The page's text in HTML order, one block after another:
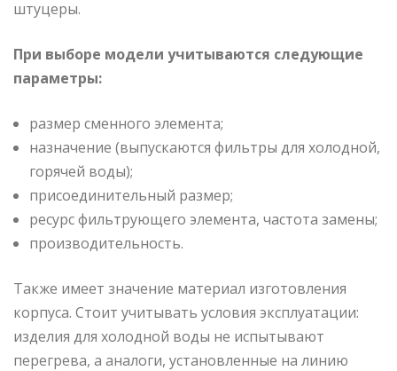
штуцеры.
При выборе модели учитываются следующие
параметры:
размер сменного элемента;
назначение (выпускаются фильтры для холодной,
горячей воды);
присоединительный размер;
ресурс фильтрующего элемента, частота замены;
производительность.
Также имеет значение материал изготовления
корпуса. Стоит учитывать условия эксплуатации:
изделия для холодной воды не испытывают
перегрева, а аналоги, установленные на линию